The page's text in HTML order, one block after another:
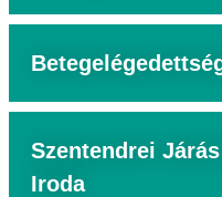
Szentendrei
Iroda